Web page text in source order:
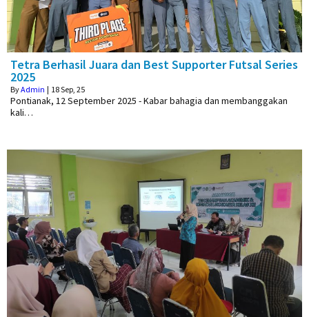
Tetra Berhasil Juara dan Best Supporter Futsal Series
2025
ByAdmin | 18Sep, 25
Pontianak, 12 September 2025 - Kabar bahagia dan membanggakan
kali…